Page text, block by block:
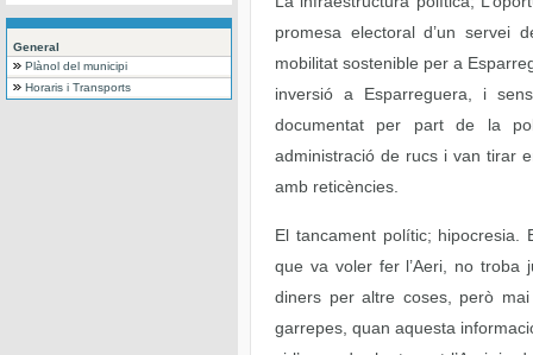
General
Plànol del municipi
Horaris i Transports
promesa electoral d’un servei
mobilitat sostenible per a
inversió a Esparreguera, i
documentat per part de la
administració de rucs i van tirar
amb reticències.
El tancament polític;
que va voler fer l’Aeri, no troba
diners per altre coses, però
garrepes, quan aquesta